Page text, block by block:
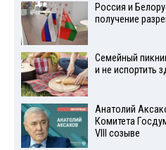
Россия и
получение
Семейный
и не испортить
Анатолий
Комитета
VIII созыве